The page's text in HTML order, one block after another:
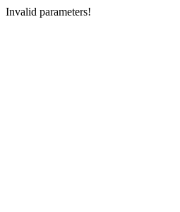
Invalid parameters!